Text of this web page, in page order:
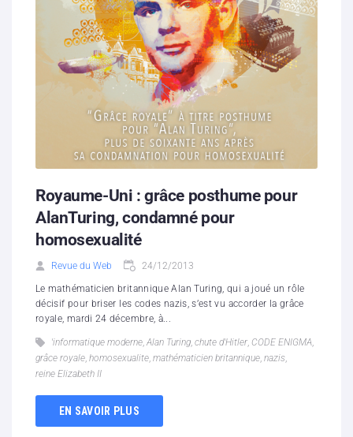
Royaume-Uni : grâce posthume pour
AlanTuring, condamné pour
homosexualité
Revue du Web 24/12/2013
Le mathématicien britannique Alan Turing, qui a joué un rôle
décisif pour briser les codes nazis, s’est vu accorder la grâce
royale, mardi 24 décembre, à...
'informatique moderne, Alan Turing, chute d'Hitler, CODE ENIGMA,
grâce royale, homosexualite, mathématicien britannique, nazis,
reine Elizabeth II
EN SAVOIR PLUS